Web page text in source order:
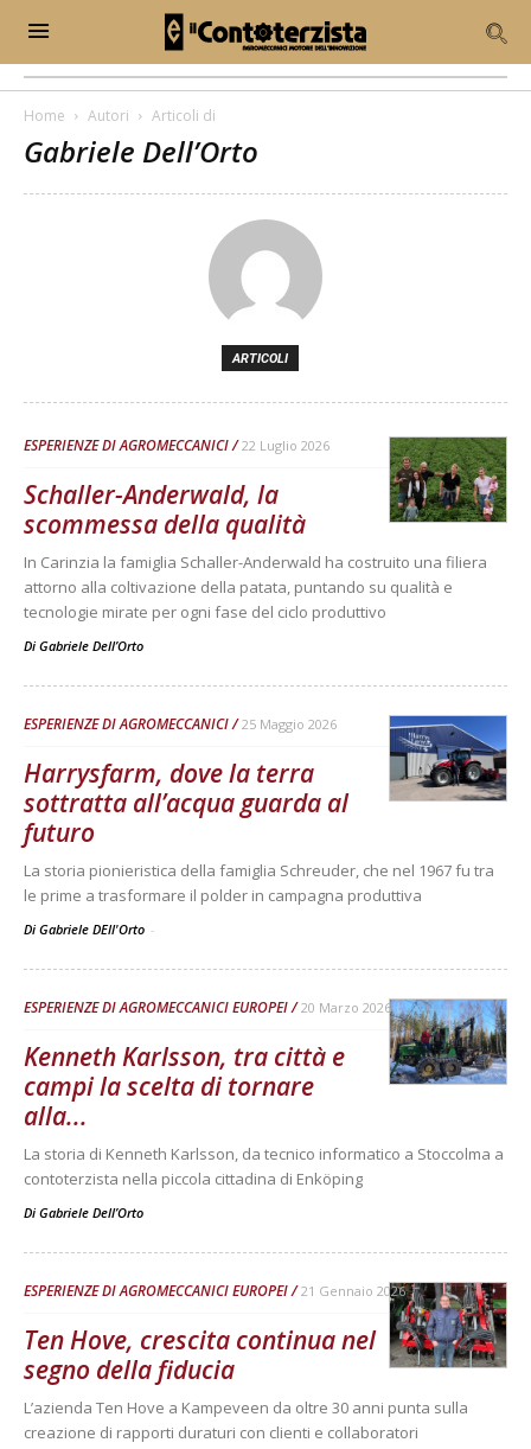
Home Autori Articoli di
Gabriele Dell’Orto
ARTICOLI
ESPERIENZE DI AGROMECCANICI 22 Luglio 2026
Schaller-Anderwald, la
scommessa della qualità
In Carinzia la famiglia Schaller-Anderwald ha costruito una filiera
attorno alla coltivazione della patata, puntando su qualità e
tecnologie mirate per ogni fase del ciclo produttivo
Di Gabriele Dell’Orto
ESPERIENZE DI AGROMECCANICI 25 Maggio 2026
Harrysfarm, dove la terra
sottratta all’acqua guarda al
futuro
La storia pionieristica della famiglia Schreuder, che nel 1967 fu tra
le prime a trasformare il polder in campagna produttiva
Di Gabriele DEll'Orto -
ESPERIENZE DI AGROMECCANICI EUROPEI 20 Marzo 2026
Kenneth Karlsson, tra città e
campi la scelta di tornare
alla...
La storia di Kenneth Karlsson, da tecnico informatico a Stoccolma a
contoterzista nella piccola cittadina di Enköping
Di Gabriele Dell’Orto
ESPERIENZE DI AGROMECCANICI EUROPEI 21 Gennaio 2026
Ten Hove, crescita continua nel
segno della fiducia
L’azienda Ten Hove a Kampeveen da oltre 30 anni punta sulla
creazione di rapporti duraturi con clienti e collaboratori